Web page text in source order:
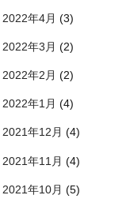
2022年4月 (3)
2022年3月 (2)
2022年2月 (2)
2022年1月 (4)
2021年12月 (4)
2021年11月 (4)
2021年10月 (5)